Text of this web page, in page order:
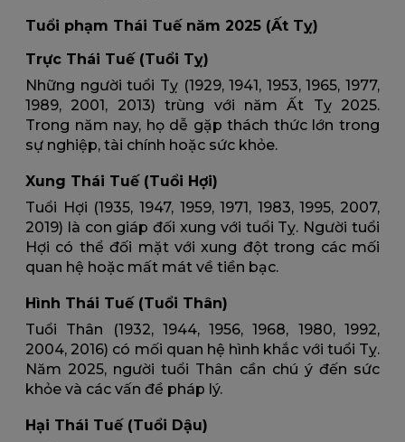
Tuổi phạm Thái Tuế năm 2025 (Ất Tỵ)
Trực Thái Tuế (Tuổi Tỵ)
Những người tuổi Tỵ (1929, 1941, 1953, 1965, 1977,
1989, 2001, 2013) trùng với năm Ất Tỵ 2025.
Trong năm nay, họ dễ gặp thách thức lớn trong
sự nghiệp, tài chính hoặc sức khỏe.
Xung Thái Tuế (Tuổi Hợi)
Tuổi Hợi (1935, 1947, 1959, 1971, 1983, 1995, 2007,
2019) là con giáp đối xung với tuổi Tỵ. Người tuổi
Hợi có thể đối mặt với xung đột trong các mối
quan hệ hoặc mất mát về tiền bạc.
Hình Thái Tuế (Tuổi Thân)
Tuổi Thân (1932, 1944, 1956, 1968, 1980, 1992,
2004, 2016) có mối quan hệ hình khắc với tuổi Tỵ.
Năm 2025, người tuổi Thân cần chú ý đến sức
khỏe và các vấn đề pháp lý.
Hại Thái Tuế (Tuổi Dậu)